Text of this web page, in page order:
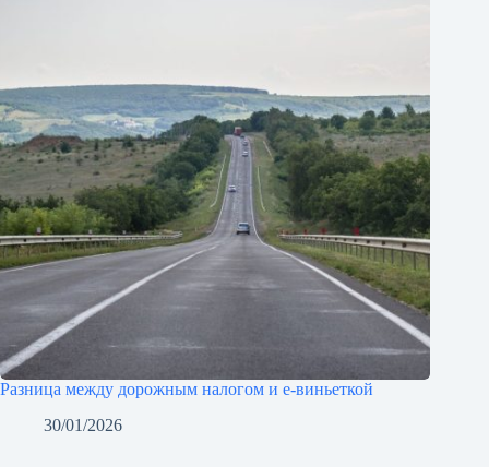
Разница между дорожным налогом и e-виньеткой
30/01/2026